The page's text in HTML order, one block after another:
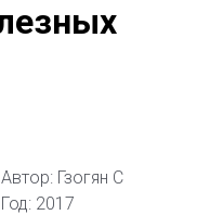
Автор: Гзогян С
Год: 2017